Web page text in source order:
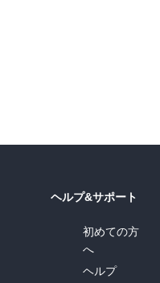
ヘルプ&サポート
初めての方
へ
ヘルプ